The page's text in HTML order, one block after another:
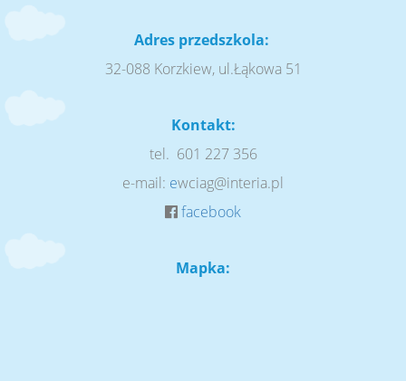
Adres przedszkola:
32-088 Korzkiew, ul.Łąkowa 51
Kontakt:
tel. 601 227 356
e-mail: ewciag@interia.pl
facebook
Mapka: